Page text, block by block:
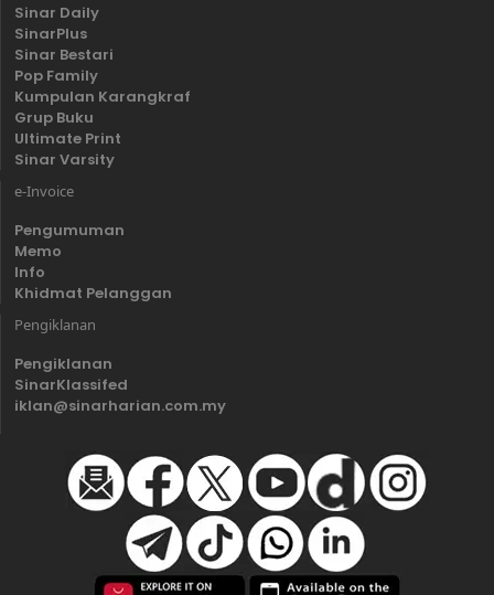
Sinar Daily
SinarPlus
Sinar Bestari
Pop Family
Kumpulan Karangkraf
Grup Buku
Ultimate Print
Sinar Varsity
e-Invoice
Pengumuman
Memo
Info
Khidmat Pelanggan
Pengiklanan
Pengiklanan
SinarKlassifed
iklan@sinarharian.com.my